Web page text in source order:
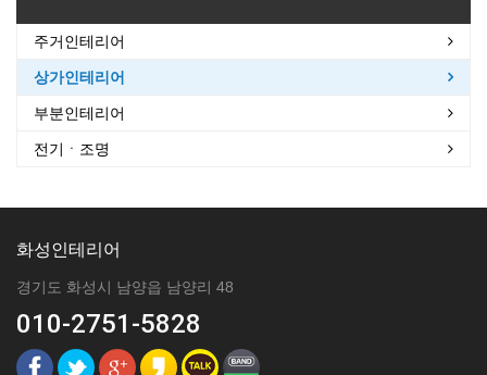
주거인테리어
상가인테리어
부분인테리어
전기ㆍ조명
화성인테리어
경기도 화성시 남양읍 남양리 48
010-2751-5828